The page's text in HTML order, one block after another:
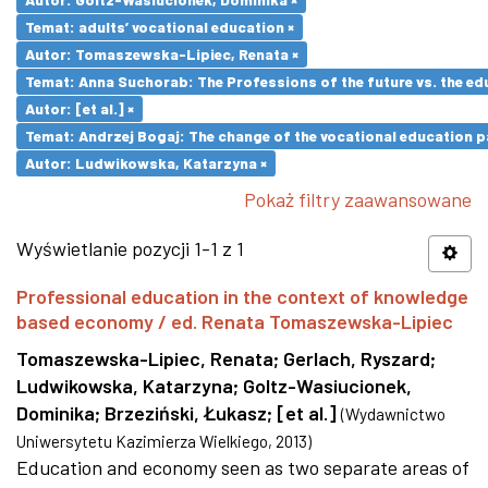
Temat: adults’ vocational education ×
Autor: Tomaszewska-Lipiec, Renata ×
Temat: Anna Suchorab: The Professions of the future vs. the
Autor: [et al.] ×
Temat: Andrzej Bogaj: The change of the vocational education
Autor: Ludwikowska, Katarzyna ×
Pokaż filtry zaawansowane
Wyświetlanie pozycji 1-1 z 1
Professional education in the context of knowledge
based economy / ed. Renata Tomaszewska-Lipiec
Tomaszewska-Lipiec, Renata; Gerlach, Ryszard;
Ludwikowska, Katarzyna; Goltz-Wasiucionek,
Dominika; Brzeziński, Łukasz; [et al.] (Wydawnictwo
Uniwersytetu Kazimierza Wielkiego, 2013)
Education and economy seen as two separate areas of